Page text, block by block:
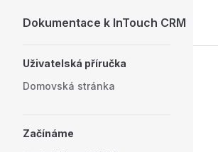
Skip to content
Dokumentace k InTouch CRM
Uživatelská příručka
Domovská stránka
Začínáme